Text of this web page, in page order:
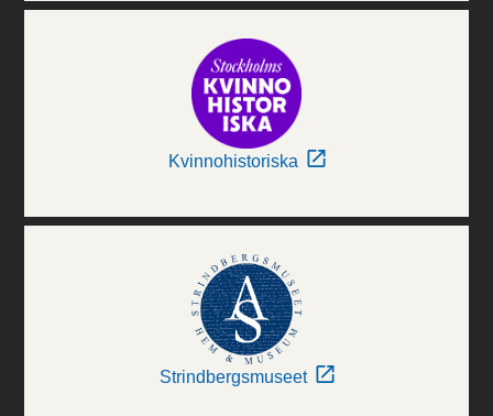
Kvinnohistoriska
Strindbergsmuseet